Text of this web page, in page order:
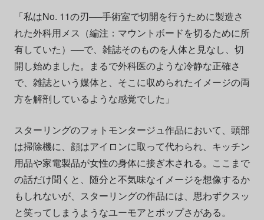
「私はNo. 11の刃──手術室で切開を行うために製造さ
れた外科用メス（編注：マウントボードを切るために所
有していた）──で、雑誌そのものを人体と見なし、切
開し始めました。まるで外科医のような冷静な正確さ
で、雑誌という媒体と、そこに収められたイメージの両
方を解剖しているような感覚でした」
スターリングのフォトモンタージュ作品において、頭部
は掃除機に、顔はアイロンに取って代わられ、キッチン
用品や家電製品が女性の身体に接ぎ木される。ここまで
の話だけ聞くと、随分と不気味なイメージを想像するか
もしれないが、スターリングの作品には、思わずクスッ
と笑ってしまうようなユーモアとポップさがある。